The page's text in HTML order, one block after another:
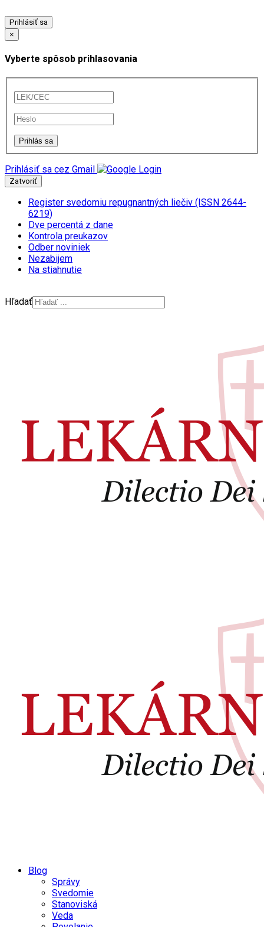
Prihlásiť sa
×
Vyberte spôsob prihlasovania
Prihlásiť sa cez Gmail
Zatvoriť
Register svedomiu repugnantných liečiv (ISSN 2644-
6219)
Dve percentá z dane
Kontrola preukazov
Odber noviniek
Nezabijem
Na stiahnutie
Hľadať
Blog
Správy
Svedomie
Stanoviská
Veda